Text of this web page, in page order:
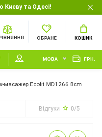
Києву та Одесі!
ОБРАНЕ КОШИК
МОВА ГРН.
масажер Ecofit MD1266 8cm
Відгуки 0/5